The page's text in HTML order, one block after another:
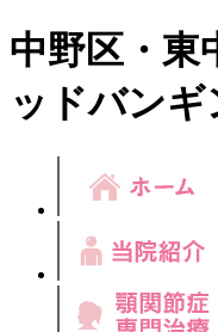
中野区・東
ッドバン